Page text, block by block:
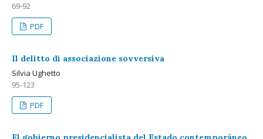
69-92
PDF
Il delitto di associazione sovversiva
Silvia Ughetto
95-123
PDF